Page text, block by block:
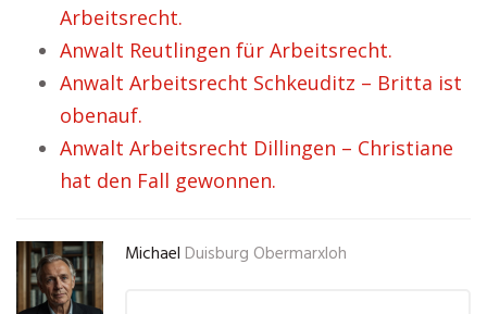
Arbeitsrecht.
Anwalt Reutlingen für Arbeitsrecht.
Anwalt Arbeitsrecht Schkeuditz – Britta ist
obenauf.
Anwalt Arbeitsrecht Dillingen – Christiane
hat den Fall gewonnen.
Michael Duisburg Obermarxloh